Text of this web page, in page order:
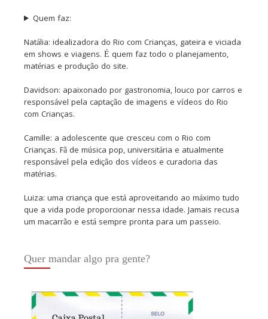
Quem faz:
Natália: idealizadora do Rio com Crianças, gateira e viciada
em shows e viagens. É quem faz todo o planejamento,
matérias e produção do site.
Davidson: apaixonado por gastronomia, louco por carros e
responsável pela captação de imagens e vídeos do Rio
com Crianças.
Camille: a adolescente que cresceu com o Rio com
Crianças. Fã de música pop, universitária e atualmente
responsável pela edição dos vídeos e curadoria das
matérias.
Luiza: uma criança que está aproveitando ao máximo tudo
que a vida pode proporcionar nessa idade. Jamais recusa
um macarrão e está sempre pronta para um passeio.
Quer mandar algo pra gente?